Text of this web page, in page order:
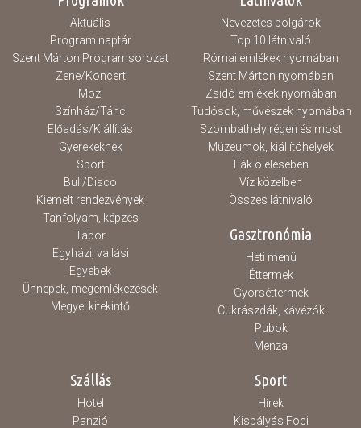
Aktuális
Program naptár
Szent Márton Programsorozat
Zene/Koncert
Mozi
Színház/Tánc
Előadás/Kiállítás
Gyerekeknek
Sport
Buli/Disco
Kiemelt rendezvények
Tanfolyam, képzés
Tábor
Egyházi, vallási
Egyebek
Ünnepek, megemlékezések
Megyei kitekintő
Nevezetes polgárok
Top 10 látnivaló
Római emlékek nyomában
Szent Márton nyomában
Zsidó emlékek nyomában
Tudósok, művészek nyomában
Szombathely régen és most
Múzeumok, kiállítóhelyek
Fák ölelésében
Víz közelben
Összes látnivaló
Gasztronómia
Heti menü
Éttermek
Gyorséttermek
Cukrászdák, kávézók
Pubok
Menza
Szállás
Hotel
Panzió
Sport
Hírek
Kispályás Foci